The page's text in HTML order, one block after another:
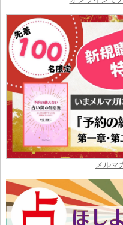
メルマ